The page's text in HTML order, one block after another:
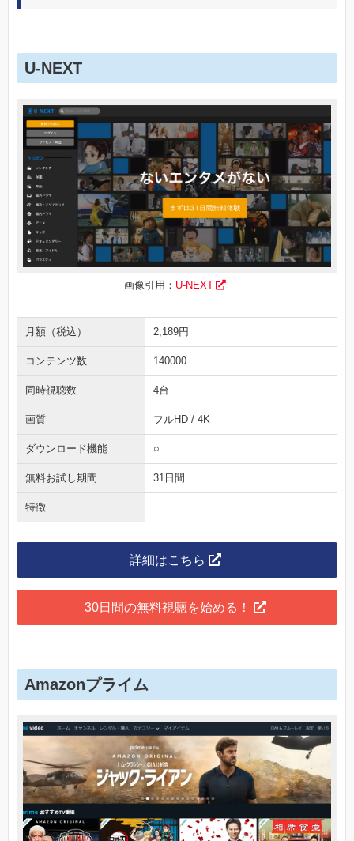
U-NEXT
画像引用： U-NEXT
月額（税込） 2,189円
コンテンツ数 140000
同時視聴数 4台
画質 フルHD / 4K
ダウンロード機能 ○
無料お試し期間 31日間
特徴
詳細はこちら
30日間の無料視聴を始める！
Amazonプライム